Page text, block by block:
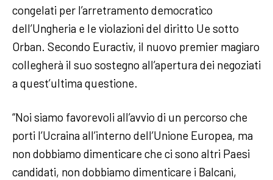
congelati per l’arretramento democratico
dell’Ungheria e le violazioni del diritto Ue sotto
Orban. Secondo Euractiv, il nuovo premier magiaro
collegherà il suo sostegno all’apertura dei negoziati
a quest’ultima questione.
“Noi siamo favorevoli all’avvio di un percorso che
porti l’Ucraina all’interno dell’Unione Europea, ma
non dobbiamo dimenticare che ci sono altri Paesi
candidati, non dobbiamo dimenticare i Balcani,